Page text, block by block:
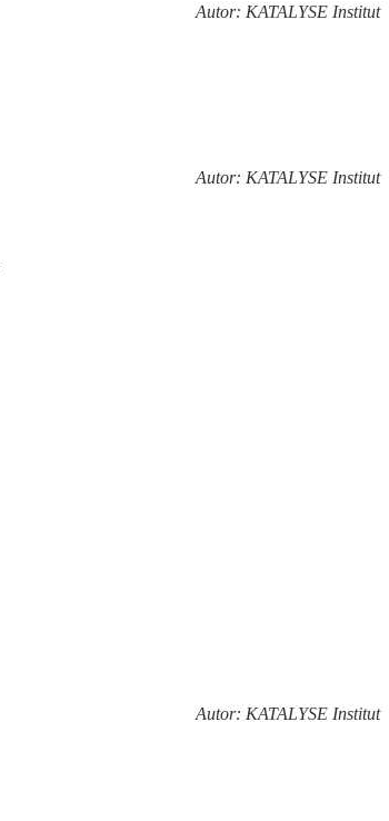
Autor: KATALYSE Institut
Autor: KATALYSE Institut
Autor: KATALYSE Institut